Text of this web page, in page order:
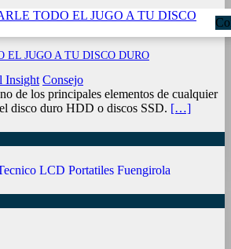
EL JUGO A TU DISCO DURO
Insight Consejo
de los principales elementos de cualquier
disco duro HDD o discos SSD. […]